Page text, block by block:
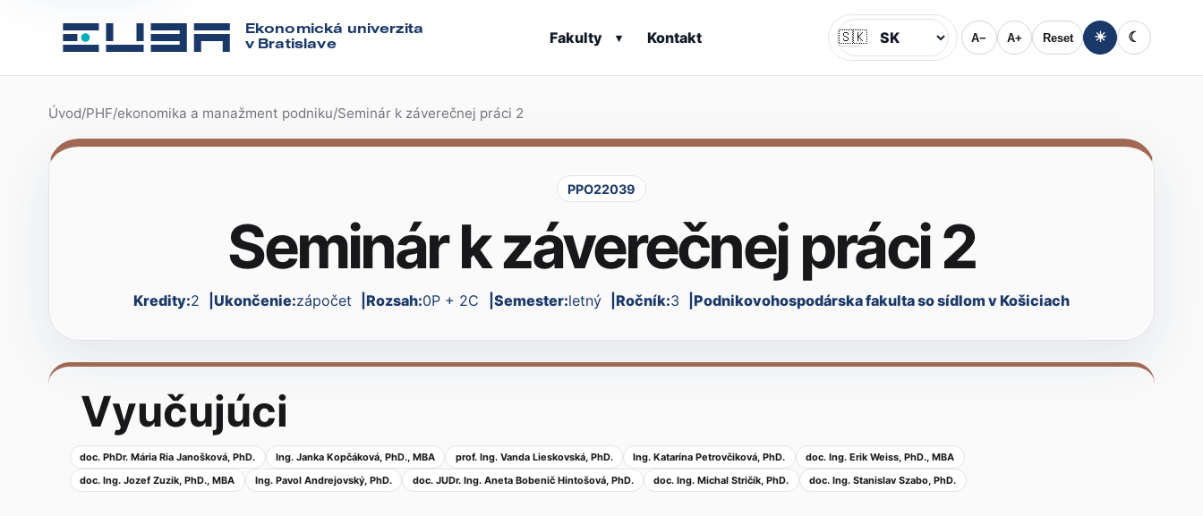
Ekonomická univerzita
v Bratislave
Fakulty ▾ Kontakt Jazyk
🇸🇰 A− A+ Reset ☀ ☾
Úvod/PHF/ekonomika a manažment podniku/Seminár k záverečnej práci 2
PPO22039
Seminár k záverečnej práci 2
Kredity:2 Ukončenie:zápočet Rozsah:0P + 2C Semester:letný Ročník:3 Podnikovohospodárska fakulta so sídlom v Košiciach
Vyučujúci
doc. PhDr. Mária Ria Janošková, PhD. Ing. Janka Kopčáková, PhD., MBA prof. Ing. Vanda Lieskovská, PhD. Ing. Katarína Petrovčiková, PhD.
doc. Ing. Erik Weiss, PhD., MBA
doc. Ing. Jozef Zuzik, PhD., MBA
Ing. Pavol Andrejovský, PhD. doc. JUDr. Ing. Aneta Bobenič Hintošová, PhD. doc. Ing. Michal Stričík, PhD. doc. Ing. Stanislav Szabo, PhD.